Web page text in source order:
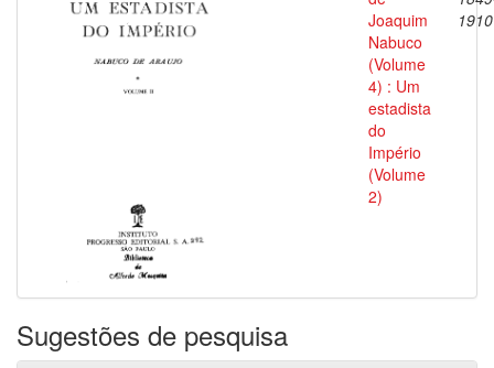
Joaquim
Nabuco
(Volume
4) : Um
estadista
do
Império
(Volume
2)
1910
Sugestões de pesquisa